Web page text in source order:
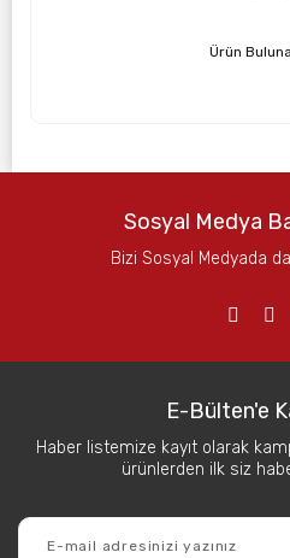
Ürün
Sosyal Medya
Bizi Sosyal Medyada
E-Bülten'e
Haber listemize kayıt olarak
ürünlerden ilk siz